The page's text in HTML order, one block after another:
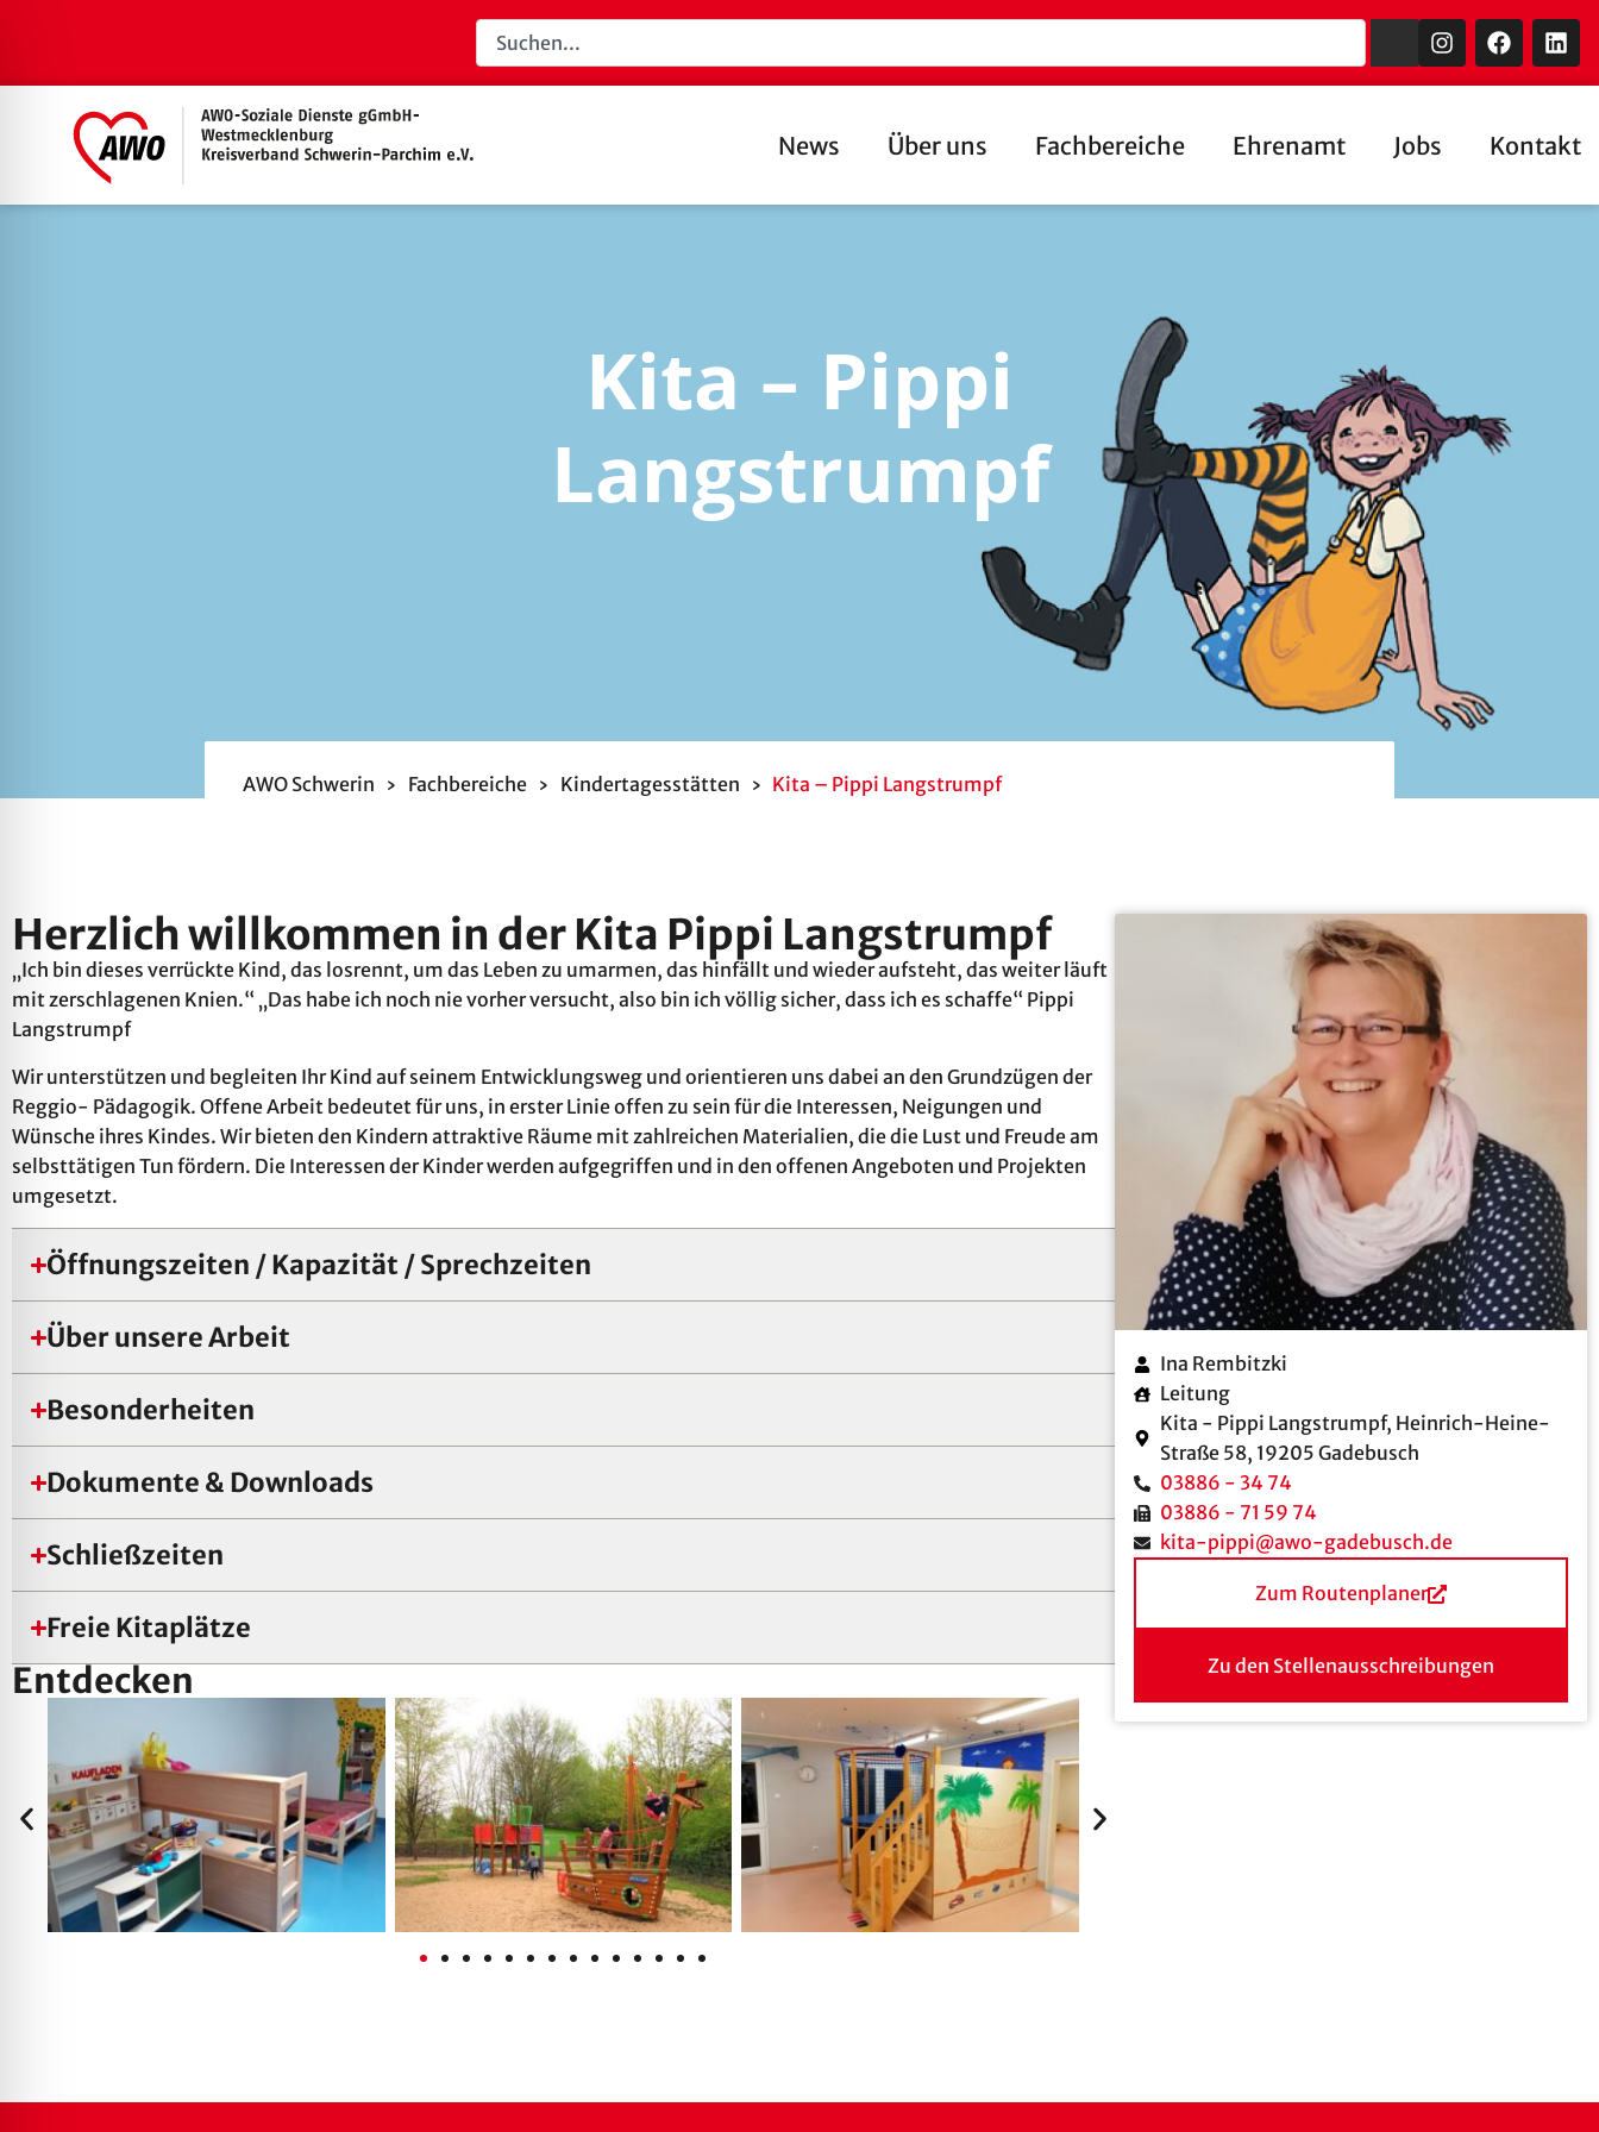
News Über uns Fachbereiche Ehrenamt Jobs Kontakt
Kita – Pippi
Langstrumpf
AWO Schwerin › Fachbereiche › Kindertagesstätten › Kita – Pippi Langstrumpf
Herzlich willkommen in der Kita Pippi Langstrumpf
„Ich bin dieses verrückte Kind, das losrennt, um das Leben zu umarmen, das hinfällt und wieder aufsteht, das weiter läuft
mit zerschlagenen Knien.“ „Das habe ich noch nie vorher versucht, also bin ich völlig sicher, dass ich es schaffe“ Pippi
Langstrumpf
Wir unterstützen und begleiten Ihr Kind auf seinem Entwicklungsweg und orientieren uns dabei an den Grundzügen der
Reggio- Pädagogik. Offene Arbeit bedeutet für uns, in erster Linie offen zu sein für die Interessen, Neigungen und
Wünsche ihres Kindes. Wir bieten den Kindern attraktive Räume mit zahlreichen Materialien, die die Lust und Freude am
selbsttätigen Tun fördern. Die Interessen der Kinder werden aufgegriffen und in den offenen Angeboten und Projekten
umgesetzt.
Öffnungszeiten / Kapazität / Sprechzeiten
Über unsere Arbeit
Besonderheiten
Dokumente & Downloads
Schließzeiten
Freie Kitaplätze
Entdecken
Ina Rembitzki
Leitung
Kita - Pippi Langstrumpf, Heinrich-Heine-
Straße 58, 19205 Gadebusch
03886 - 34 74
03886 - 71 59 74
kita-pippi@awo-gadebusch.de
Zum Routenplaner
Zu den Stellenausschreibungen